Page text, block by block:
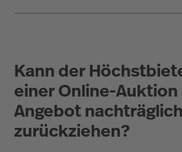
Kann der
einer Online-Auktion
Angebot nachträglich
zurückziehen?